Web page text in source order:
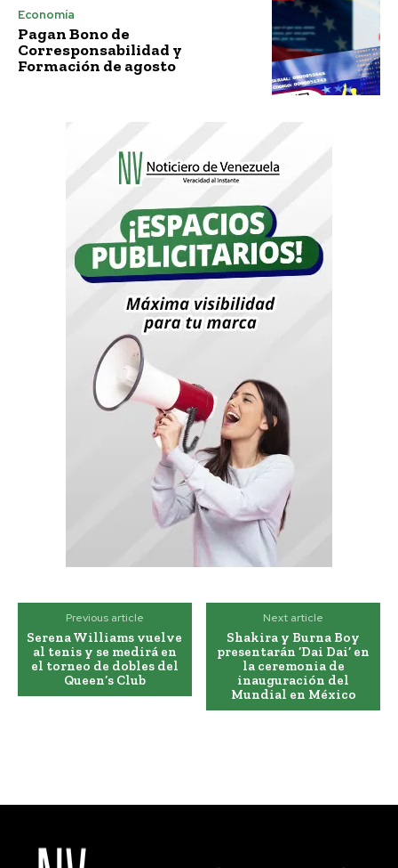
Economía
Pagan Bono de
Corresponsabilidad y
Formación de agosto
Previous article
Serena Williams vuelve
al tenis y se medirá en
el torneo de dobles del
Queen’s Club
Next article
Shakira y Burna Boy
presentarán ‘Dai Dai’ en
la ceremonia de
inauguración del
Mundial en México